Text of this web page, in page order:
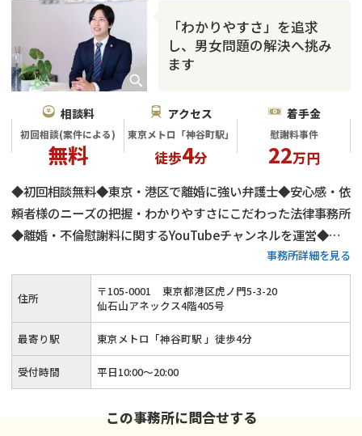
「わかりやすさ」を追求
し、男女問題の解決へ挑み
ます
相談料
初回相談(案件による)
無料
アクセス
東京メトロ「神谷町駅」
徒歩4分
着手金
慰謝料事件
22万円
◆初回相談無料◆東京・港区で離婚に強い弁護士◆安心感・依
頼者様のニーズの把握・わかりやすさにこだわった法律事務所
◆離婚・不倫慰謝料に関するYouTubeチャンネルを運営◆不
事務所詳細を見る
住所 〒105-0001
東京都港区虎ノ門5-3-20
仙石山アネックス4階405号
最寄り駅 東京メトロ「神谷町駅 」徒歩4分
受付時間 平日10:00～20:00
この事務所に問合せする